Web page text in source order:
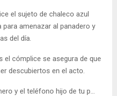
el sujeto de chaleco azul
amenazar al panadero y
del día.
el cómplice se asegura de que
descubiertos en el acto.
y el teléfono hijo de tu p…